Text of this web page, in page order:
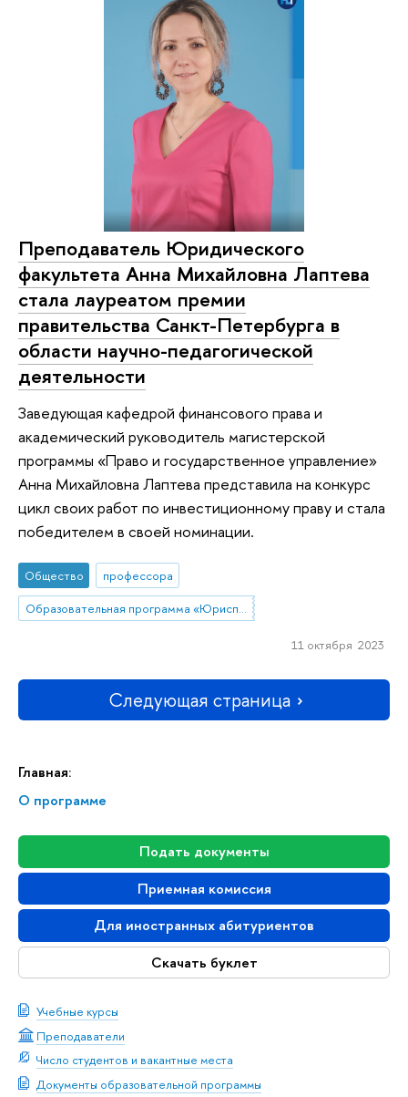
Главная:
О программе
Подать документы
Приемная комиссия
Для иностранных абитуриентов
Скачать буклет
Учебные курсы
Преподаватели
Число студентов и вакантные места
Документы образовательной программы
Преподаватель Юридического
факультета Анна Михайловна Лаптева
стала лауреатом премии
правительства Санкт-Петербурга в
области научно-педагогической
деятельности
Заведующая кафедрой финансового права и
академический руководитель магистерской
программы «Право и государственное управление»
Анна Михайловна Лаптева представила на конкурс
цикл своих работ по инвестиционному праву и стала
победителем в своей номинации.
Общество
профессора
Образовательная программа «Юриспруденция»
11 октября 2023
Следующая страница